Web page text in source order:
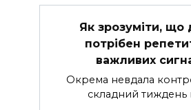
Як зрозуміти, що
потрібен
важливих
Окрема невдала
складний тиждень